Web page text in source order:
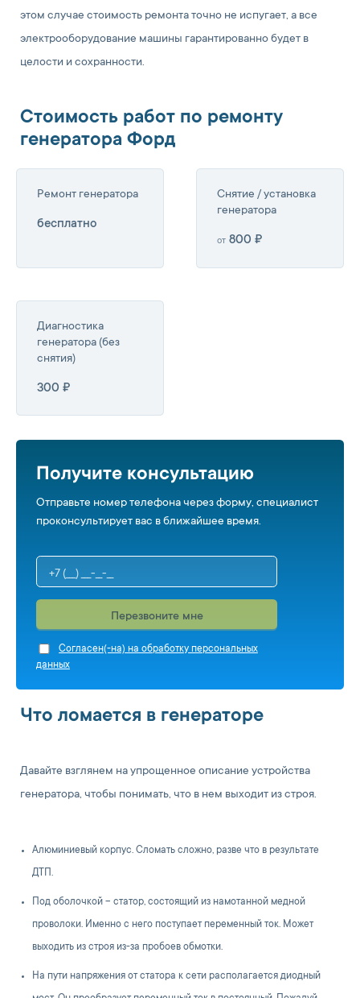
этом случае стоимость ремонта точно не испугает, а все
электрооборудование машины гарантированно будет в
целости и сохранности.
Стоимость работ по ремонту
генератора Форд
Ремонт генератора
бесплатно
Снятие / установка
генератора
от 800 ₽
Диагностика
генератора (без
снятия)
300 ₽
Получите консультацию
Отправьте номер телефона через форму, специалист
проконсультирует вас в ближайшее время.
Перезвоните мне
Cогласен(-на) на обработку персональных
данных
Что ломается в генераторе
Давайте взглянем на упрощенное описание устройства
генератора, чтобы понимать, что в нем выходит из строя.
Алюминиевый корпус. Сломать сложно, разве что в результате
ДТП.
Под оболочкой – статор, состоящий из намотанной медной
проволоки. Именно с него поступает переменный ток. Может
выходить из строя из-за пробоев обмотки.
На пути напряжения от статора к сети располагается диодный